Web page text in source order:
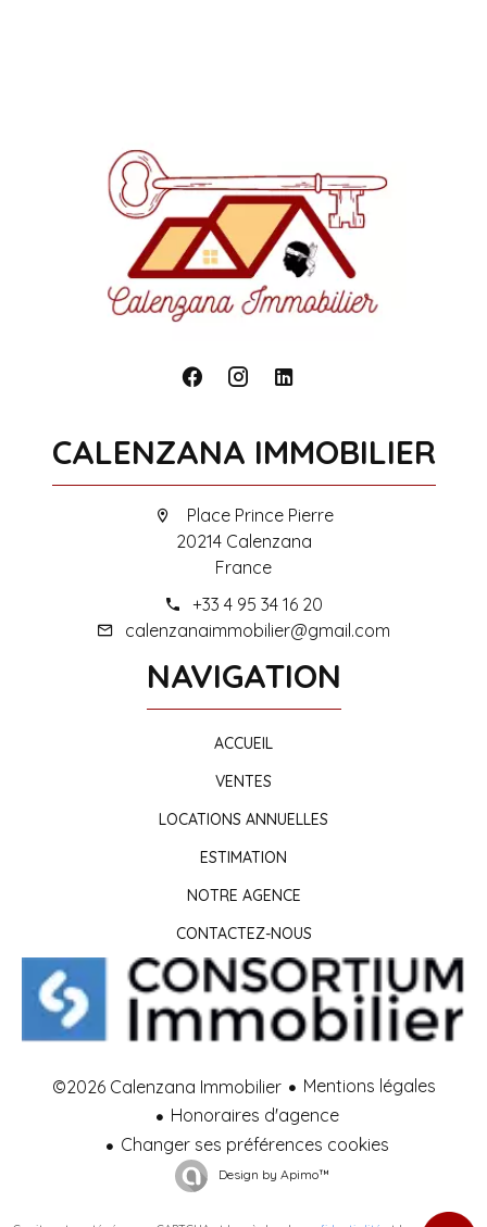
CALENZANA IMMOBILIER
Place Prince Pierre
20214 Calenzana
France
+33 4 95 34 16 20
calenzanaimmobilier@gmail.com
NAVIGATION
ACCUEIL
VENTES
LOCATIONS ANNUELLES
ESTIMATION
NOTRE AGENCE
CONTACTEZ-NOUS
©2026 Calenzana Immobilier
Mentions légales
Honoraires d'agence
Changer ses préférences cookies
Design by Apimo™